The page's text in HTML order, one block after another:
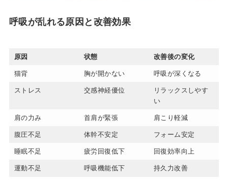
呼吸が乱れる原因と改善効果
原因 状態 改善後の変化
猫背 胸が開かない 呼吸が深くなる
ストレス 交感神経優位
リラックスしやす
い
肩の力み 首肩が緊張 肩こり軽減
腹圧不足 体幹不安定 フォーム安定
睡眠不足 疲労回復低下 回復効率向上
運動不足 呼吸機能低下 持久力改善